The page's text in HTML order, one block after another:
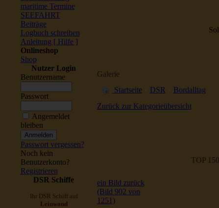
maritime Termine
SEEFAHRT
Beiträge
Logbuch schreiben
Anleitung [ Hilfe ]
Onlineshop
Shop
Nutzer Login
Benutzername
Passwort
Angemeldet
bleiben
Passwort vergessen?
Noch kein
Benutzerkonto?
Registrieren
DSR Schiffe
Ihr DSR Schiff auf
Leinwand
Galerie
Startseite» DSR » Bordalltag
Zurück zur Kategorieübersicht
TOP
ein Bild zurück
(Bild 902 von
1251)